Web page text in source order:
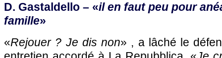
D. Gastaldello – «il en faut peu pour
famille»
«Rejouer ? Je dis non» , a lâché le